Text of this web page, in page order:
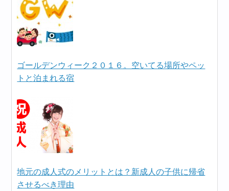
ゴールデンウィーク２０１６。空いてる場所やペッ
トと泊まれる宿
地元の成人式のメリットとは？新成人の子供に帰省
させるべき理由